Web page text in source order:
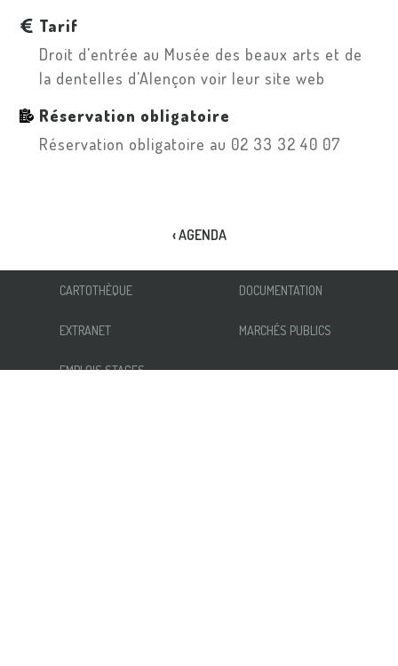
Tarif
Droit d'entrée au Musée des beaux arts et de
la dentelles d'Alençon voir leur site web
Réservation obligatoire
Réservation obligatoire au 02 33 32 40 07
‹ AGENDA
CARTOTHÈQUE DOCUMENTATION
EXTRANET MARCHÉS PUBLICS
EMPLOIS STAGES